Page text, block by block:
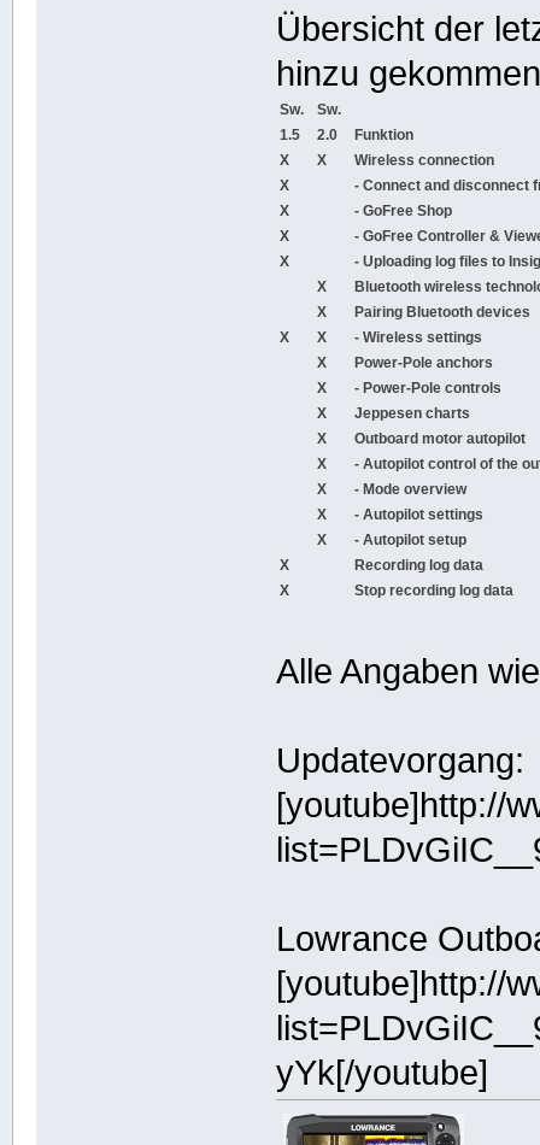
Übersicht der
hinzu
Sw.
Sw.
1.5
2.0
Funktion
X
X
Wireless connection
X
- Connect and disconnect
X
- GoFree Shop
X
- GoFree Controller &
X
- Uploading log files to
X
Bluetooth wireless
X
Pairing Bluetooth devices
X
X
- Wireless settings
X
Power-Pole anchors
X
- Power-Pole controls
X
Jeppesen charts
X
Outboard motor autopilot
X
- Autopilot control of the
X
- Mode overview
X
- Autopilot settings
X
- Autopilot setup
X
Recording log data
X
Stop recording log data
Alle Angaben
Updatevorgang:
[youtube]http://
Lowrance
[youtube]http://
yYk[/youtube]